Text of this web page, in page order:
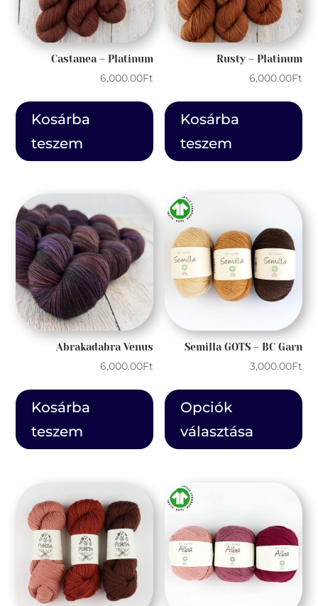
Castanea – Platinum
6,000.00Ft
Kosárba
teszem
Rusty – Platinum
6,000.00Ft
Kosárba
teszem
Abrakadabra Venus
6,000.00Ft
Kosárba
teszem
Semilla GOTS – BC Garn
3,000.00Ft
Opciók
választása
a